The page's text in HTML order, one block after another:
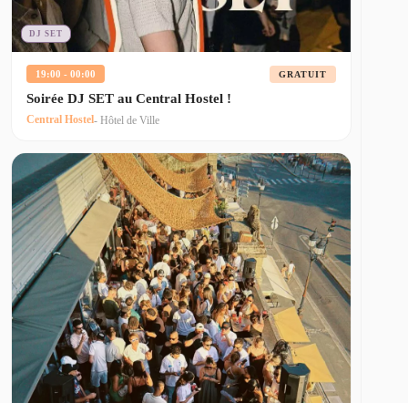
DJ SET
19:00 - 00:00 GRATUIT
Soirée DJ SET au Central Hostel !
Central Hostel- Hôtel de Ville